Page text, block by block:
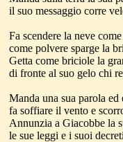
il suo messaggio corre
Fa scendere la neve
come polvere sparge la
Getta come briciole la
di fronte al suo gelo chi
Manda una sua parola
fa soffiare il vento e
Annunzia a Giacobbe la
le sue leggi e i suoi